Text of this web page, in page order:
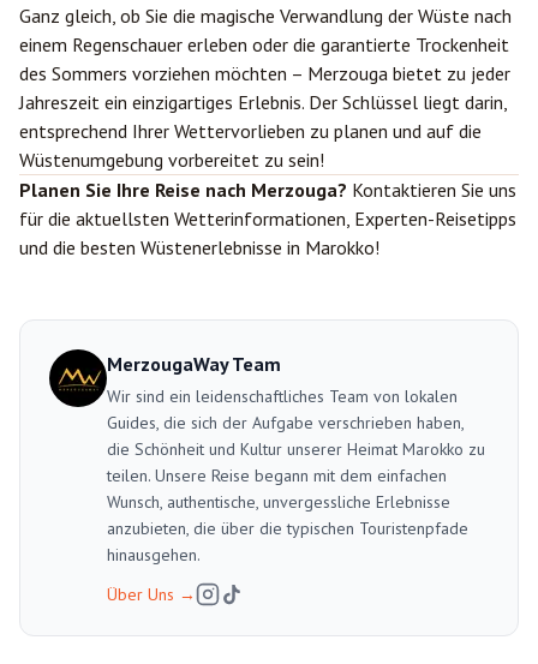
Ganz gleich, ob Sie die magische Verwandlung der Wüste nach
einem Regenschauer erleben oder die garantierte Trockenheit
des Sommers vorziehen möchten – Merzouga bietet zu jeder
Jahreszeit ein einzigartiges Erlebnis. Der Schlüssel liegt darin,
entsprechend Ihrer Wettervorlieben zu planen und auf die
Wüstenumgebung vorbereitet zu sein!
Planen Sie Ihre Reise nach Merzouga? Kontaktieren Sie uns
für die aktuellsten Wetterinformationen, Experten-Reisetipps
und die besten Wüstenerlebnisse in Marokko!
MerzougaWay Team
Wir sind ein leidenschaftliches Team von lokalen
Guides, die sich der Aufgabe verschrieben haben,
die Schönheit und Kultur unserer Heimat Marokko zu
teilen. Unsere Reise begann mit dem einfachen
Wunsch, authentische, unvergessliche Erlebnisse
anzubieten, die über die typischen Touristenpfade
hinausgehen.
Über Uns →